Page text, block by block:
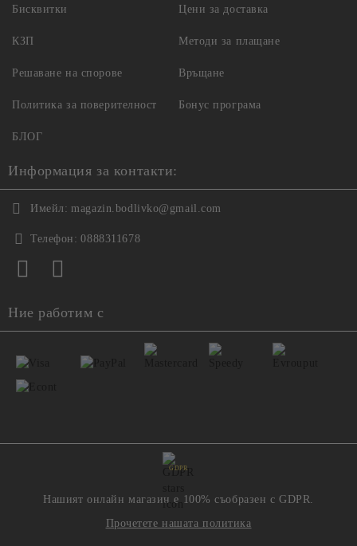
Бисквитки
КЗП
Решаване на спорове
Политика за поверителност
Цени за доставка
Методи за плащане
Връщане
Бонус програма
БЛОГ
Информация за контакти:
Имейл: magazin.bodlivko@gmail.com
Телефон: 0888311678
Ние работим с
GDPR
Нашият онлайн магазин е 100% съобразен с GDPR.
Прочетете нашата политика